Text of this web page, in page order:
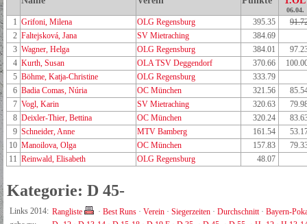
06.04.
1 Grifoni, Milena OLG Regensburg 395.35
2 Faltejsková, Jana SV Mietraching
384.69
3 Wagner, Helga OLG Regensburg 384.01
4 Kurth, Susan OLA TSV Deggendorf 370.66
5 Böhme, Katja-Christine OLG Regensburg
333.79
6 Badia Comas, Núria OC München 321.56
7 Vogl, Karin SV Mietraching 320.63
8 Deixler-Thier, Bettina OC München 320.24
9 Schneider, Anne MTV Bamberg 161.54
10 Manoilova, Olga OC München 157.83
11 Reinwald, Elisabeth OLG Regensburg 48.07
Kategorie: D 45-
Links 2014: Rangliste · Best Runs · Verein · Siegerzeiten · Durchschnitt· Bayern-